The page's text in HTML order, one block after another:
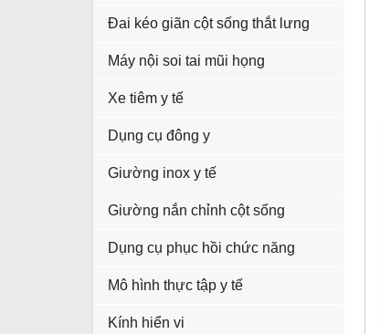
Đai kéo giãn cột sống thắt lưng
Máy nội soi tai mũi họng
Xe tiêm y tế
Dụng cụ đông y
Giường inox y tế
Giường nắn chỉnh cột sống
Dụng cụ phục hồi chức năng
Mô hình thực tập y tế
Kính hiển vi